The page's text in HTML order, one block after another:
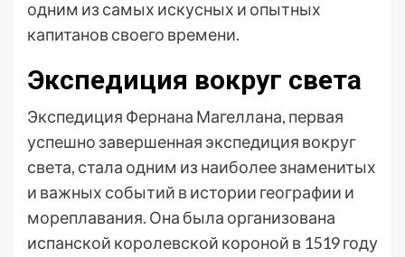
одним из самых искусных и опытных
капитанов своего времени.
Экспедиция вокруг света
Экспедиция Фернана Магеллана, первая
успешно завершенная экспедиция вокруг
света, стала одним из наиболее знаменитых
и важных событий в истории географии и
мореплавания. Она была организована
испанской королевской короной в 1519 году